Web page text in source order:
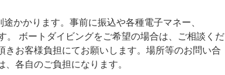
かかります。事前に振込や各種電子マネー、
。 ボートダイビングをご希望の場合は、ご相談くだ
きお客様負担にてお願いします。場所等のお問い合
各自のご負担になります。